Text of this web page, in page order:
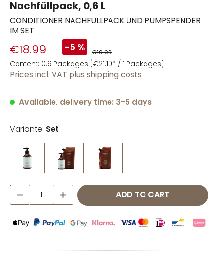
Nachfüllpack, 0,6 L
CONDITIONER NACHFÜLLPACK UND PUMPSPENDER
IM SET
€18.99 -5 % €19.98
Content: 0.9 Packages (€21.10* / 1 Packages)
Prices incl. VAT plus shipping costs
Available, delivery time: 3-5 days
Variante: Set
Product Quantity: Enter the desired
ADD TO CART